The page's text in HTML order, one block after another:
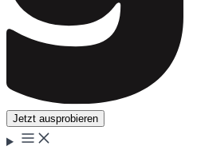
Jetzt ausprobieren